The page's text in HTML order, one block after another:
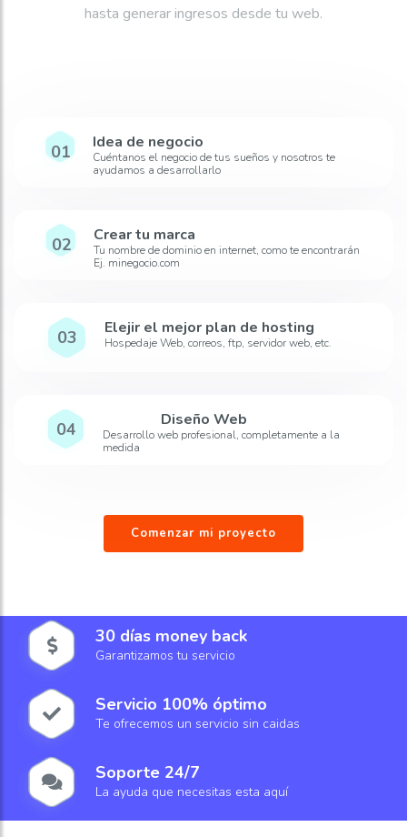
hasta generar ingresos desde tu web.
01 Idea de negocio
Cuéntanos el negocio de tus sueños y nosotros te
ayudamos a desarrollarlo
02 Crear tu marca
Tu nombre de dominio en internet, como te encontrarán
Ej. minegocio.com
03 Elejir el mejor plan de hosting
Hospedaje Web, correos, ftp, servidor web, etc.
04 Diseño Web
Desarrollo web profesional, completamente a la
medida
Comenzar mi proyecto
30 días money back
Garantizamos tu servicio
Servicio 100% óptimo
Te ofrecemos un servicio sin caidas
Soporte 24/7
La ayuda que necesitas esta aquí